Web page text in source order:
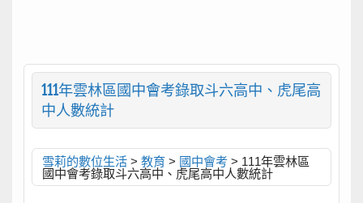
111年雲林區國中會考錄取斗六高中、虎尾高
中人數統計
雪莉的數位生活 >教育 > 國中會考 > 111年雲林區
國中會考錄取斗六高中、虎尾高中人數統計